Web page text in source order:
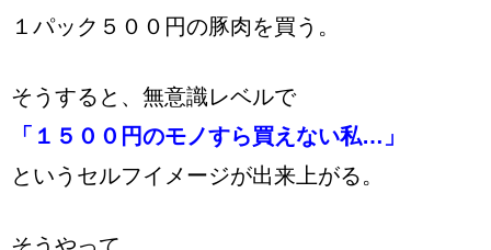
１パック５００円の豚肉を買う。
そうすると、無意識レベルで
「１５００円のモノすら買えない私…」
というセルフイメージが出来上がる。